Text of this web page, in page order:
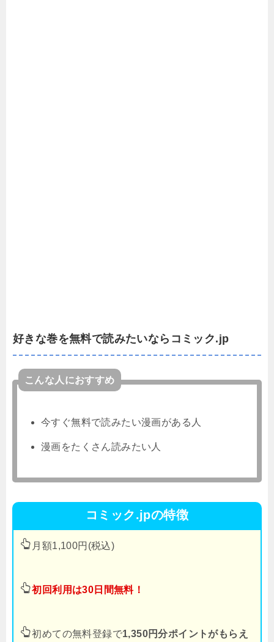
好きな巻を無料で読みたいならコミック.jp
こんな人におすすめ
今すぐ無料で読みたい漫画がある人
漫画をたくさん読みたい人
コミック.jpの特徴
月額1,100円(税込)
初回利用は30日間無料！
初めての無料登録で1,350円分ポイントがもらえ